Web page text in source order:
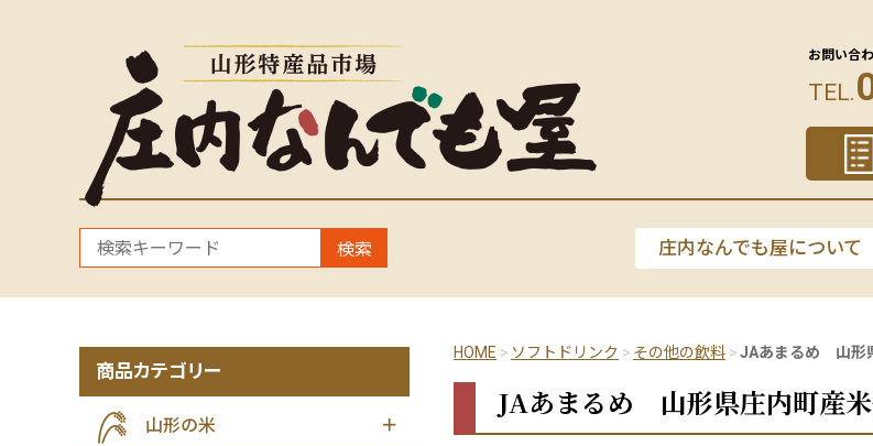
お問い合
TEL.
検索 庄内なんでも屋について
HOME ソフトドリンク その他の飲料 JAあまるめ 山形
JAあまるめ 山形県庄内町産
商品カテゴリー
山形の米